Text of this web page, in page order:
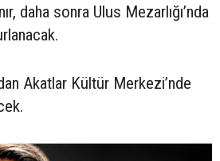
daha sonra Ulus Mezarlığı’nda
Akatlar Kültür Merkezi’nde